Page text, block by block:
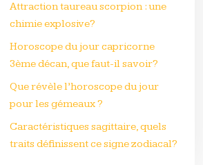
Attraction taureau scorpion : une
chimie explosive?
Horoscope du jour capricorne
3ème décan, que faut-il savoir?
Que révèle l’horoscope du jour
pour les gémeaux ?
Caractéristiques sagittaire, quels
traits définissent ce signe zodiacal?